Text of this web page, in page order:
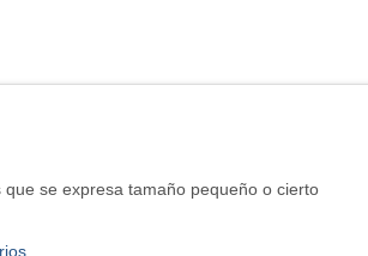
se expresa tamaño pequeño o cierto